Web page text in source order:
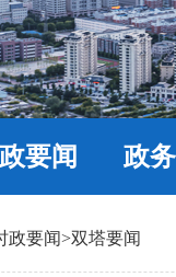
要闻 政
政要闻>双塔要闻